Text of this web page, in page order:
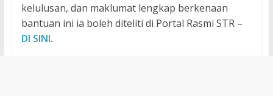
kelulusan, dan maklumat lengkap berkenaan
bantuan ini ia boleh diteliti di Portal Rasmi STR –
DI SINI.